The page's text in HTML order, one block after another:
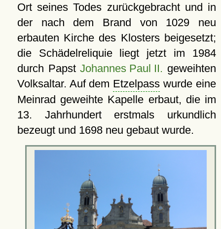
Ort seines Todes zurückgebracht und in
der nach dem Brand von 1029 neu
erbauten Kirche des Klosters beigesetzt;
die Schädelreliquie liegt jetzt im 1984
durch PapstJohannes Paul II. geweihten
Volksaltar. Auf dem Etzelpass wurde eine
Meinrad geweihte Kapelle erbaut, die im
13. Jahrhundert erstmals urkundlich
bezeugt und 1698 neu gebaut wurde.